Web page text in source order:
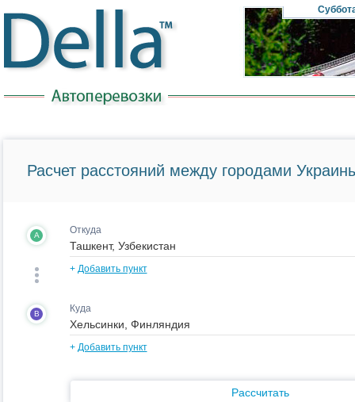
Расчет расстояний между городами
A Откуда
+ Добавить пункт
B Куда
+ Добавить пункт
Рассчитать